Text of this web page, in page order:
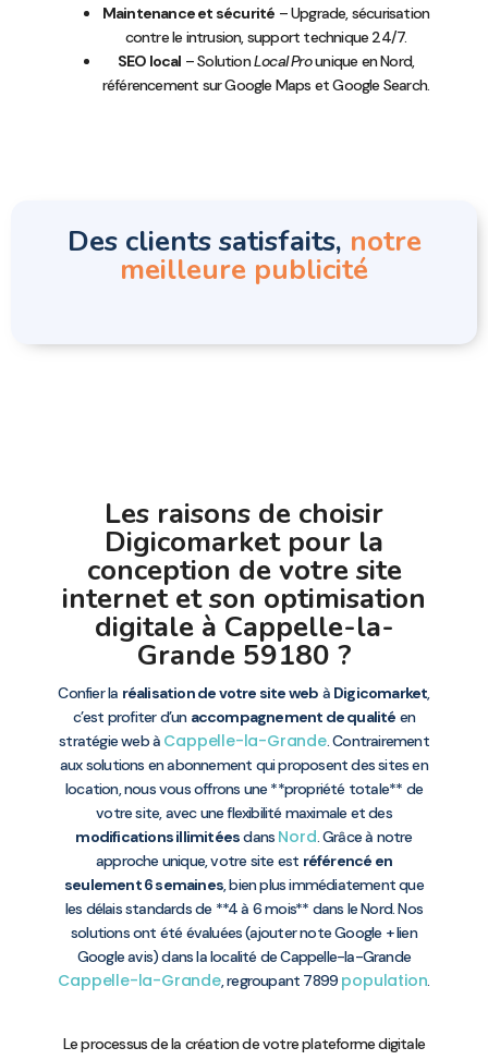
Maintenance et sécurité – Upgrade, sécurisation
contre le intrusion, support technique 24/7.
SEO local – SolutionLocal Prounique en Nord,
référencement sur Google Maps et Google Search.
Des clients satisfaits, notre
meilleure publicité
Les raisons de choisir
Digicomarket pour la
conception de votre site
internet et son optimisation
digitale à Cappelle-la-
Grande 59180 ?
Confier la réalisation de votre site web à Digicomarket,
c’est profiter d’un accompagnement de qualité en
stratégie web à Cappelle-la-Grande. Contrairement
aux solutions en abonnement qui proposent des sites en
location, nous vous offrons une **propriété totale** de
votre site, avec une flexibilité maximale et des
modifications illimitéesdans Nord. Grâce à notre
approche unique, votre site est référencé en
seulement 6 semaines, bien plus immédiatement que
les délais standards de **4 à 6 mois** dans le Nord. Nos
solutions ont été évaluées (ajouter note Google + lien
Google avis) dans la localité de Cappelle-la-Grande
Cappelle-la-Grande, regroupant 7899 population.
Le processus de la création de votre plateforme digitale